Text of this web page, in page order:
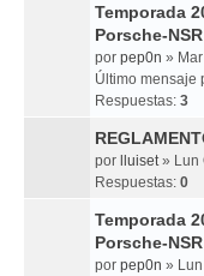
Temporada
Porsche-
por pep0n »
Último mensaje
Respuestas: 3
por lluiset» Lun
Respuestas: 0
Temporada
Porsche-
por pep0n »